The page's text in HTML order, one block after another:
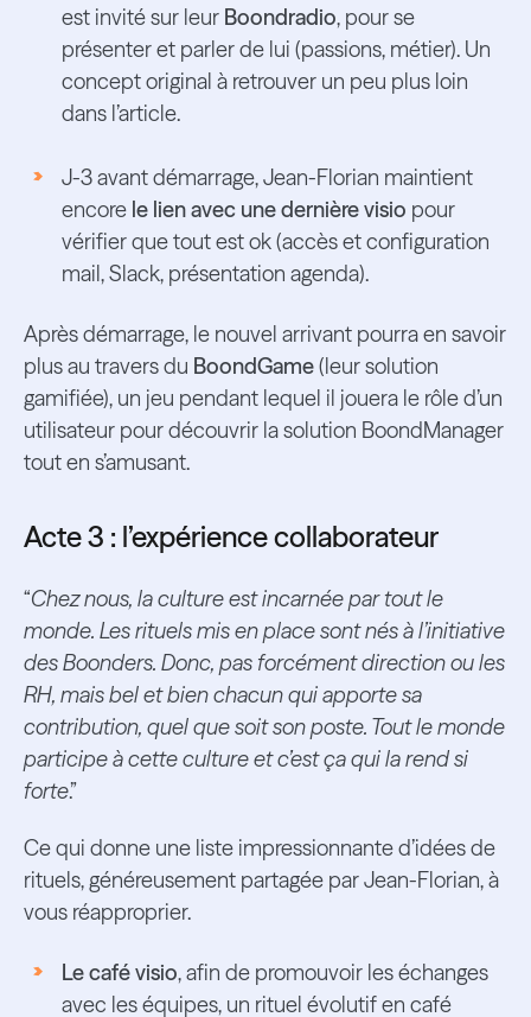
est invité sur leur Boondradio, pour se
présenter et parler de lui (passions, métier). Un
concept original à retrouver un peu plus loin
dans l’article.
J-3 avant démarrage, Jean-Florian maintient
encore le lien avec une dernière visio pour
vérifier que tout est ok (accès et configuration
mail, Slack, présentation agenda).
Après démarrage, le nouvel arrivant pourra en savoir
plus au travers du BoondGame(leur solution
gamifiée), un jeu pendant lequel il jouera le rôle d’un
utilisateur pour découvrir la solution BoondManager
tout en s’amusant.
Acte 3 : l’expérience collaborateur
“Chez nous, la culture est incarnée par tout le
monde. Les rituels mis en place sont nés à l’initiative
des Boonders. Donc, pas forcément direction ou les
RH, mais bel et bien chacun qui apporte sa
contribution, quel que soit son poste. Tout le monde
participe à cette culture et c’est ça qui la rend si
forte.”
Ce qui donne une liste impressionnante d’idées de
rituels, généreusement partagée par Jean-Florian, à
vous réapproprier.
Le café visio, afin de promouvoir les échanges
avec les équipes, un rituel évolutif en café